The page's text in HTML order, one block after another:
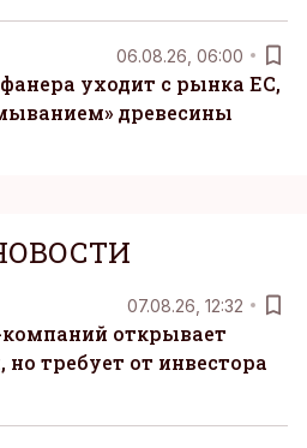
06.08.26, 06:00
уходит с рынка ЕС,
древесины
07.08.26, 12:32
открывает
требует от инвестора